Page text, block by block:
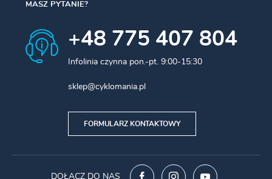
MASZ PYTANIE?
+48 775 407 804
Infolinia czynna pon.-pt. 9:00-15:30
sklep@cyklomania.pl
FORMULARZ KONTAKTOWY
DOŁĄCZ DO NAS